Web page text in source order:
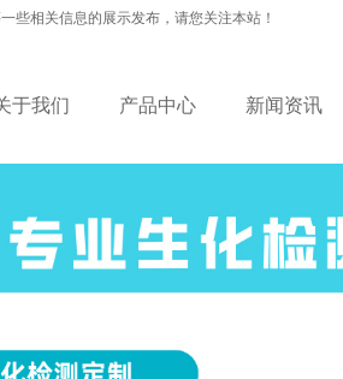
些相关信息的展示发布，请您关注本站！
于我们 产品中心 新闻资讯